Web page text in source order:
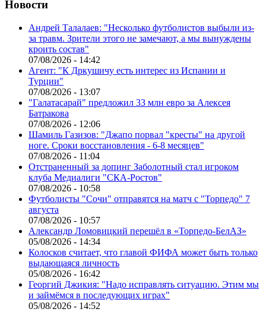
Новости
Андрей Талалаев: "Несколько футболистов выбыли из-
за травм. Зрители этого не замечают, а мы вынуждены
кроить состав"
07/08/2026 - 14:42
Агент: "К Дркушичу есть интерес из Испании и
Турции"
07/08/2026 - 13:07
"Галатасарай" предложил 33 млн евро за Алексея
Батракова
07/08/2026 - 12:06
Шамиль Газизов: "Джапо порвал "кресты" на другой
ноге. Сроки восстановления - 6-8 месяцев"
07/08/2026 - 11:04
Отстраненный за допинг Заболотный стал игроком
клуба Медиалиги "СКА-Ростов"
07/08/2026 - 10:58
Футболисты "Сочи" отправятся на матч с "Торпедо" 7
августа
07/08/2026 - 10:57
Александр Ломовицкий перешёл в «Торпедо-БелАЗ»
05/08/2026 - 14:34
Колосков считает, что главой ФИФА может быть только
выдающаяся личность
05/08/2026 - 16:42
Георгий Джикия: "Надо исправлять ситуацию. Этим мы
и займёмся в последующих играх"
05/08/2026 - 14:52